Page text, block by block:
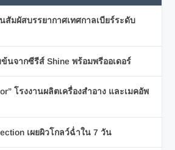
สัมผัสบรรยากาศเทศกาลเบียร์ระดับ
นจากซีรีส์ Shine พร้อมพรีออเดอร์
โรงงานผลิตเครื่องสำอาง และเมคอัพ
เผยผิวโกลว์ฉ่ำใน 7 วัน